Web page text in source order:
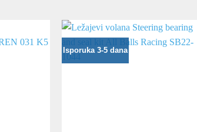
Isporuka 3-5 dana